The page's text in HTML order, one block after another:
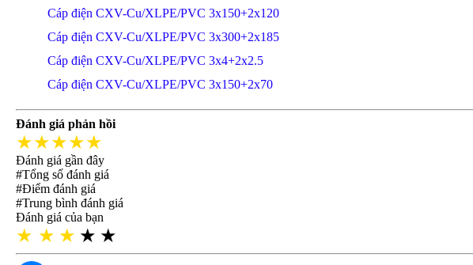
Cáp điện CXV-Cu/XLPE/PVC 3x150+2x120
Cáp điện CXV-Cu/XLPE/PVC 3x300+2x185
Cáp điện CXV-Cu/XLPE/PVC 3x4+2x2.5
Cáp điện CXV-Cu/XLPE/PVC 3x150+2x70
Đánh giá phản hồi
★★★★★
Đánh giá gần đây
#Tổng số đánh giá
#Điểm đánh giá
#Trung bình đánh giá
Đánh giá của bạn
★ ★ ★ ★ ★